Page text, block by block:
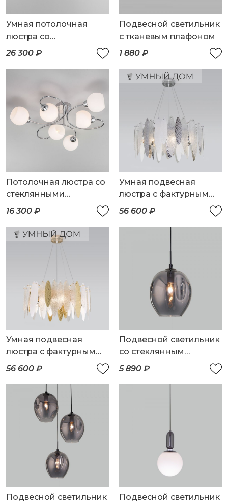
Умная потолочная
люстра со
стеклянными
26 300 ₽
Подвесной светильник
с тканевым плафоном
1 880 ₽
Потолочная люстра со
стеклянными
плафонами
16 300 ₽
Умная подвесная
люстра с фактурным
стеклом
56 600 ₽
Умная подвесная
люстра с фактурным
стеклом
56 600 ₽
Подвесной светильник
со стеклянным
плафоном
5 890 ₽
Подвесной светильник Подвесной светильник